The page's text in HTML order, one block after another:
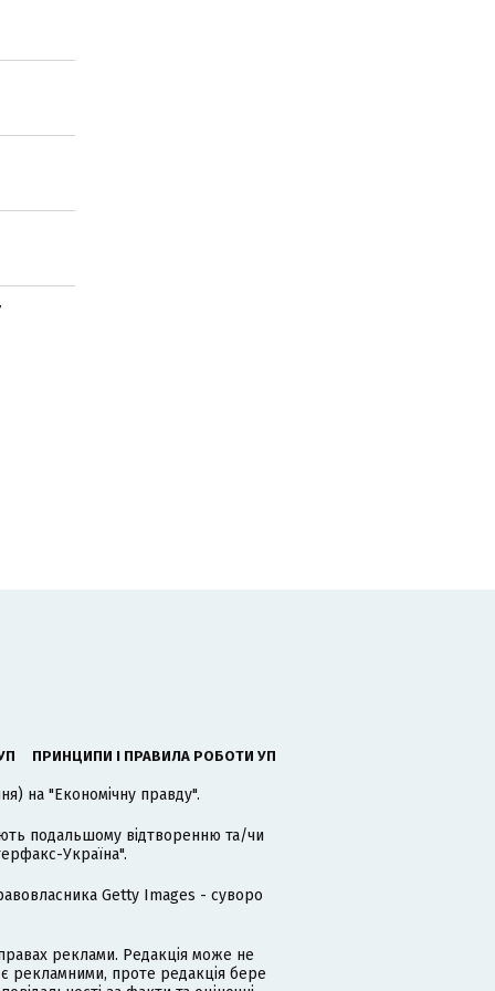
ПРИНЦИПИ І ПРАВИЛА РОБОТИ УП
на "Економічну правду".
подальшому відтворенню та/чи
Україна".
Getty Images - суворо
реклами. Редакція може не
рекламними, проте редакція бере